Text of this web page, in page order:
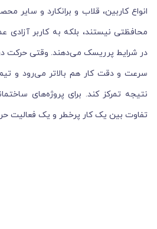
انواع کاربین، قلاب و برانکارد و سایر
محافظتی نیستند، بلکه به کاربر
در شرایط پرریسک می‌دهند. وقتی حرکت در
سرعت و دقت کار هم بالاتر می‌رود و
نتیجه تمرکز کند. برای پروژه‌های
تفاوت بین یک کار پرخطر و یک فعالیت